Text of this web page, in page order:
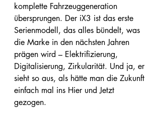
komplette Fahrzeuggeneration
übersprungen. Der iX3 ist das erste
Serienmodell, das alles bündelt, was
die Marke in den nächsten Jahren
prägen wird – Elektrifizierung,
Digitalisierung, Zirkularität. Und ja, er
sieht so aus, als hätte man die Zukunft
einfach mal ins Hier und Jetzt
gezogen.